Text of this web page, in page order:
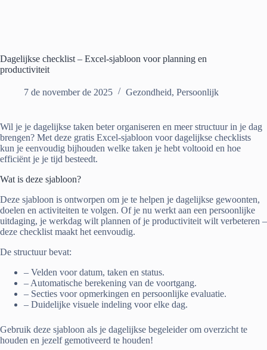
Dagelijkse checklist – Excel-sjabloon voor planning en
productiviteit
7 de november de 2025 Gezondheid, Persoonlijk
Wil je je dagelijkse taken beter organiseren en meer structuur in je dag
brengen? Met deze gratis Excel-sjabloon voor dagelijkse checklists
kun je eenvoudig bijhouden welke taken je hebt voltooid en hoe
efficiënt je je tijd besteedt.
Wat is deze sjabloon?
Deze sjabloon is ontworpen om je te helpen je dagelijkse gewoonten,
doelen en activiteiten te volgen. Of je nu werkt aan een persoonlijke
uitdaging, je werkdag wilt plannen of je productiviteit wilt verbeteren –
deze checklist maakt het eenvoudig.
De structuur bevat:
– Velden voor datum, taken en status.
– Automatische berekening van de voortgang.
– Secties voor opmerkingen en persoonlijke evaluatie.
– Duidelijke visuele indeling voor elke dag.
Gebruik deze sjabloon als je dagelijkse begeleider om overzicht te
houden en jezelf gemotiveerd te houden!